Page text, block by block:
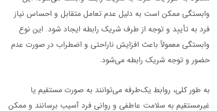
وابستگی ممکن است به دلیل عدم تعامل متقابل و احساس نیاز
فرد به تأیید و توجه از طرف شریک رابطه ایجاد شود. این نوع
وابستگی معمولاً باعث افزایش ناراحتی و اضطراب در صورت عدم
حضور و توجه شریک رابطه می‌شود.
به طور کلی، روابط یک‌طرفه می‌توانند به صورت مستقیم یا
غیرمستقیم به سلامت عاطفی و روانی فرد آسیب برسانند و ممکن